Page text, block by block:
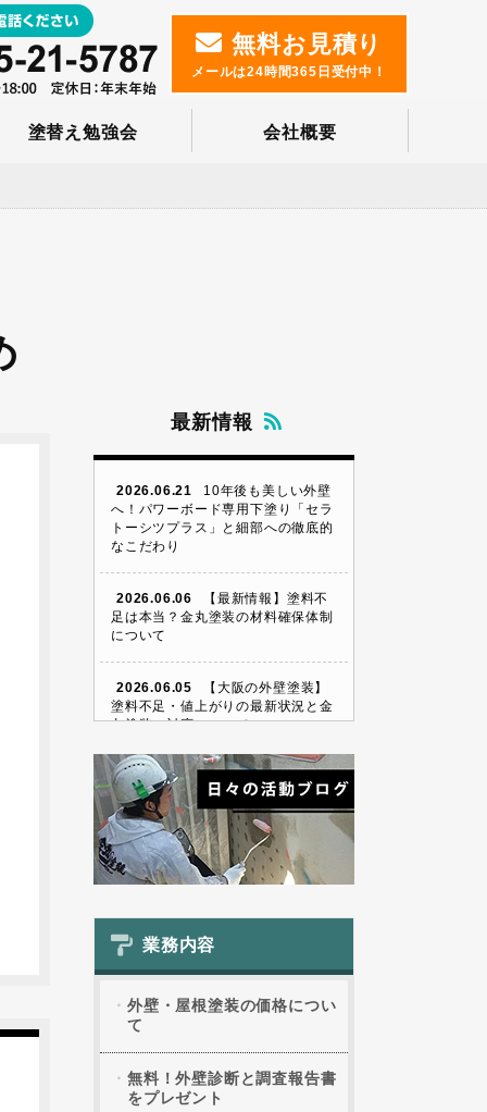
無料お見積り
メールは24時間365日受付中！
塗替え勉強会 会社概要
最新情報
2026.06.21
10年後も美しい外壁
へ！パワーボード専用下塗り「セラ
トーシツプラス」と細部への徹底的
なこだわり
2026.06.06
【最新情報】塗料不
足は本当？金丸塗装の材料確保体制
について
2026.06.05
【大阪の外壁塗装】
塗料不足・値上がりの最新状況と金
丸塗装の対応について
業務内容
外壁・屋根塗装の価格につい
て
無料！外壁診断と調査報告書
をプレゼント